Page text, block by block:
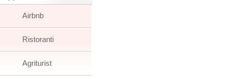
Airbnb
Ristoranti
Agriturist